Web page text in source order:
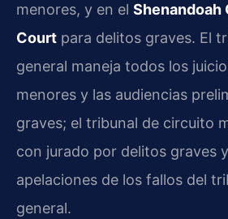
menores, y en el
Court para delitos graves. El
general maneja todos los
menores y las audiencias
graves; el tribunal de circuito
con jurado por delitos graves
apelaciones de los fallos del
general.